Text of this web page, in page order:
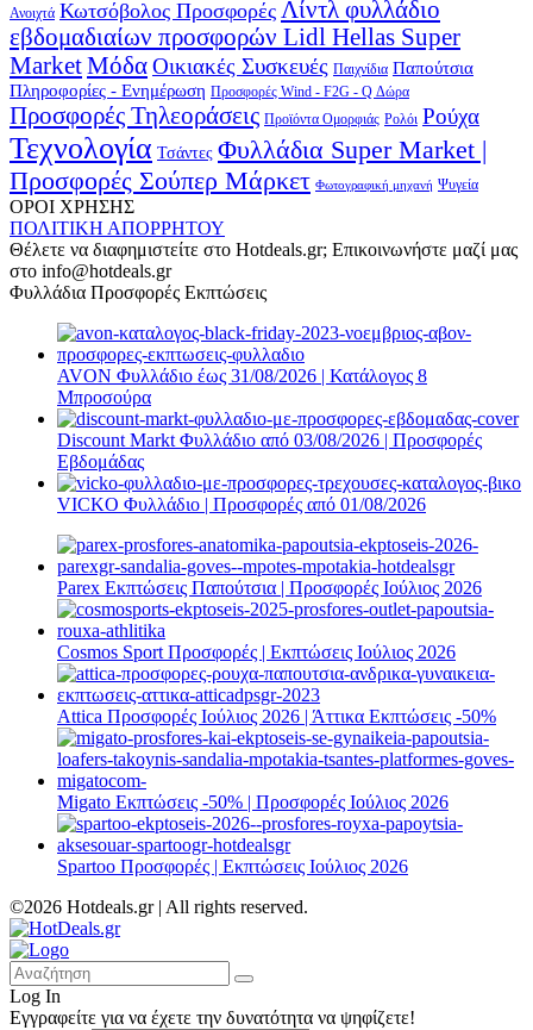
Ανοιχτά Κωτσόβολος Προσφορές Λίντλ φυλλάδιο
εβδομαδιαίων προσφορών Lidl Hellas Super
MarketΜόδαΟικιακές Συσκευές Παιχνίδια Παπούτσια
Πληροφορίες - Ενημέρωση Προσφορές Wind - F2G - Q Δώρα
Προσφορές Τηλεοράσεις Προϊόντα Ομορφιάς Ρολόι Ρούχα
Τεχνολογία Τσάντες Φυλλάδια Super Market |
Προσφορές Σούπερ Μάρκετ Φωτογραφική μηχανή Ψυγεία
ΟΡΟΙ ΧΡΗΣΗΣ
ΠΟΛΙΤΙΚΗ ΑΠΟΡΡΗΤΟΥ
Θέλετε να διαφημιστείτε στο Hotdeals.gr; Επικοινωνήστε μαζί μας
στο info@hotdeals.gr
Φυλλάδια Προσφορές Εκπτώσεις
AVON Φυλλάδιο έως 31/08/2026 | Κατάλογος 8
Μπροσούρα
Discount Markt Φυλλάδιο από 03/08/2026 | Προσφορές
Εβδομάδας
VICKO Φυλλάδιο | Προσφορές από 01/08/2026
Parex Εκπτώσεις Παπούτσια | Προσφορές Ιούλιος 2026
Cosmos Sport Προσφορές | Εκπτώσεις Ιούλιος 2026
Attica Προσφορές Ιούλιος 2026 | Άττικα Εκπτώσεις -50%
Migato Εκπτώσεις -50% | Προσφορές Ιούλιος 2026
Spartoo Προσφορές | Εκπτώσεις Ιούλιος 2026
©2026 Hotdeals.gr | All rights reserved.
Log In
Εγγραφείτε για να έχετε την δυνατότητα να ψηφίζετε!